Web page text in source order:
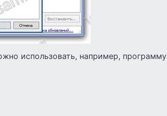
использовать, например, программу